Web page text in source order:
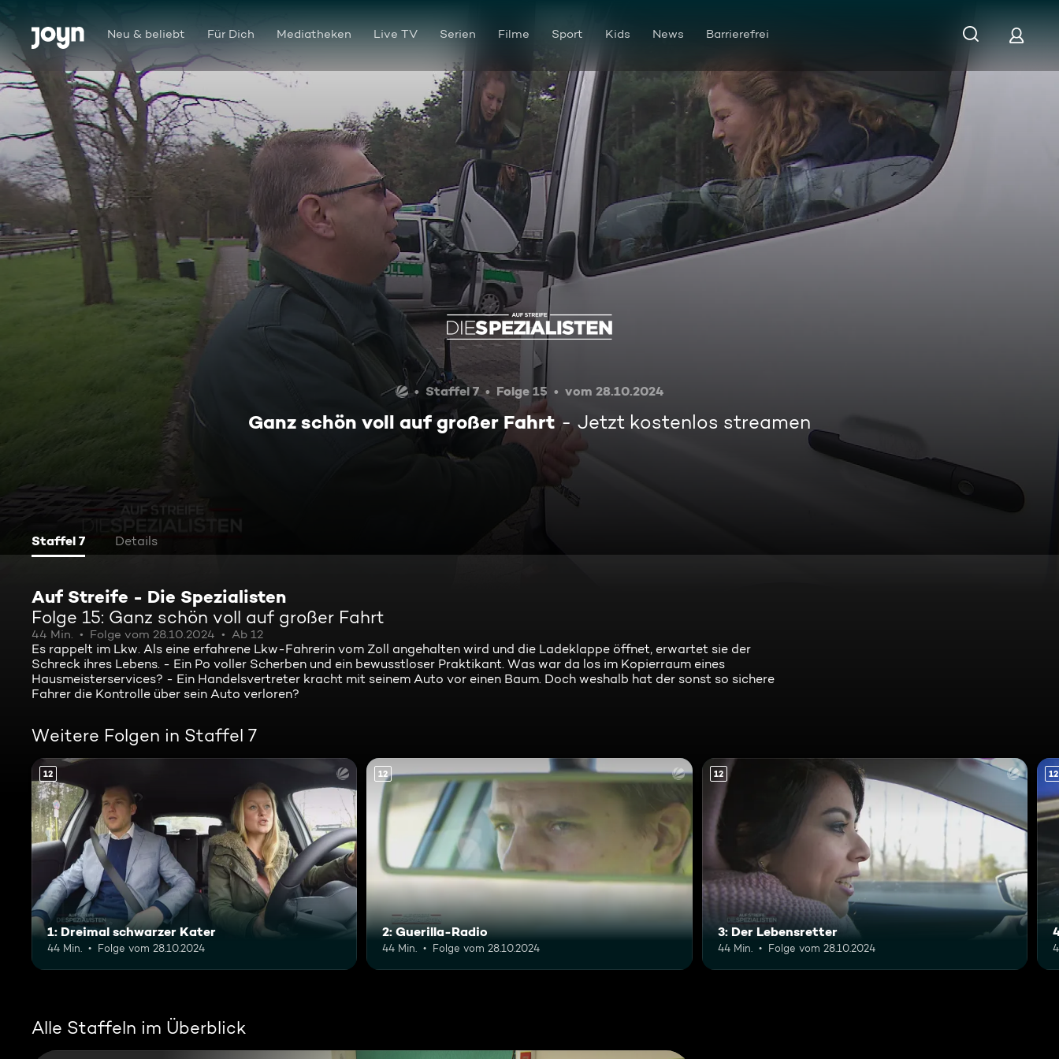
Zum Inhalt springen
Barrierefrei Neu & beliebt Für Dich Mediatheken Live TV Serien Filme Sport Kids News Barrierefrei
Ganz schön voll auf großer Fahrt
Staffel 7 Folge 15 vom 28.10.2024
Ganz schön voll auf großer Fahrt Jetzt kostenlos streamen
Staffel 7 Details
Auf Streife - Die Spezialisten
Folge 15: Ganz schön voll auf großer Fahrt
44 Min. Folge vom 28.10.2024 Ab 12
Es rappelt im Lkw. Als eine erfahrene Lkw-Fahrerin vom Zoll angehalten wird und die Ladeklappe öffnet, erwartet sie der
Schreck ihres Lebens. - Ein Po voller Scherben und ein bewusstloser Praktikant. Was war da los im Kopierraum eines
Hausmeisterservices? - Ein Handelsvertreter kracht mit seinem Auto vor einen Baum. Doch weshalb hat der sonst so sichere
Fahrer die Kontrolle über sein Auto verloren?
Weitere Folgen in Staffel 7
12
1: Dreimal schwarzer Kater
44 Min. Folge vom 28.10.2024
12
2: Guerilla-Radio
44 Min. Folge vom 28.10.2024
12
3: Der Lebensretter
44 Min. Folge vom 28.10.2024
12
Alle Staffeln im Überblick